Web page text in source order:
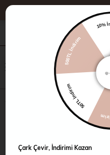
+90 216 485 60 90
Büzgülü Bluz
50TL İndirim
500TL İndirim
Çark Çevir, İndirimi Kazan